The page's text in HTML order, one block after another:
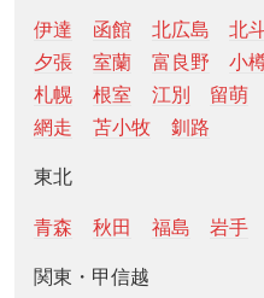
伊達 函館 北広島 北
夕張
室蘭 富良野 小
札幌
根室 江別 留萌
網走
苫小牧 釧路
東北
青森 秋田 福島 岩手
関東・甲信越